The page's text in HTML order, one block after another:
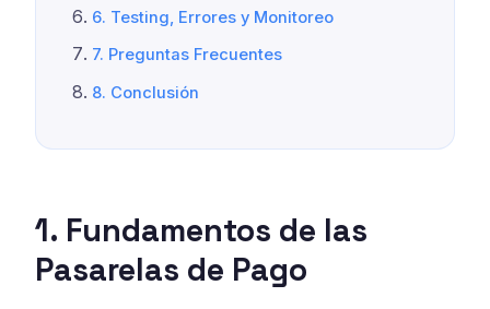
6. Testing, Errores y Monitoreo
7. Preguntas Frecuentes
8. Conclusión
1. Fundamentos de las
Pasarelas de Pago